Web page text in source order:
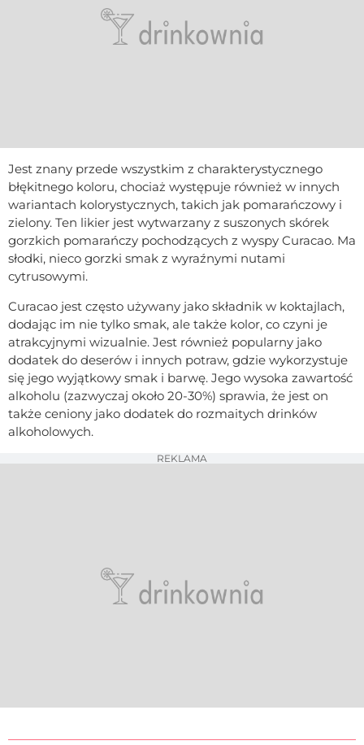
Jest znany przede wszystkim z charakterystycznego
błękitnego koloru, chociaż występuje również w innych
wariantach kolorystycznych, takich jak pomarańczowy i
zielony. Ten likier jest wytwarzany z suszonych skórek
gorzkich pomarańczy pochodzących z wyspy Curacao. Ma
słodki, nieco gorzki smak z wyraźnymi nutami
cytrusowymi.
Curacao jest często używany jako składnik w koktajlach,
dodając im nie tylko smak, ale także kolor, co czyni je
atrakcyjnymi wizualnie. Jest również popularny jako
dodatek do deserów i innych potraw, gdzie wykorzystuje
się jego wyjątkowy smak i barwę. Jego wysoka zawartość
alkoholu (zazwyczaj około 20-30%) sprawia, że jest on
także ceniony jako dodatek do rozmaitych drinków
alkoholowych.
REKLAMA